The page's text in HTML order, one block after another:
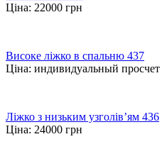
Ціна: 22000 грн
Високе ліжко в спальню 437
Ціна: индивидуальный просчет
Ліжко з низьким узголів’ям 436
Ціна: 24000 грн